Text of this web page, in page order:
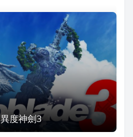
異度神劍3